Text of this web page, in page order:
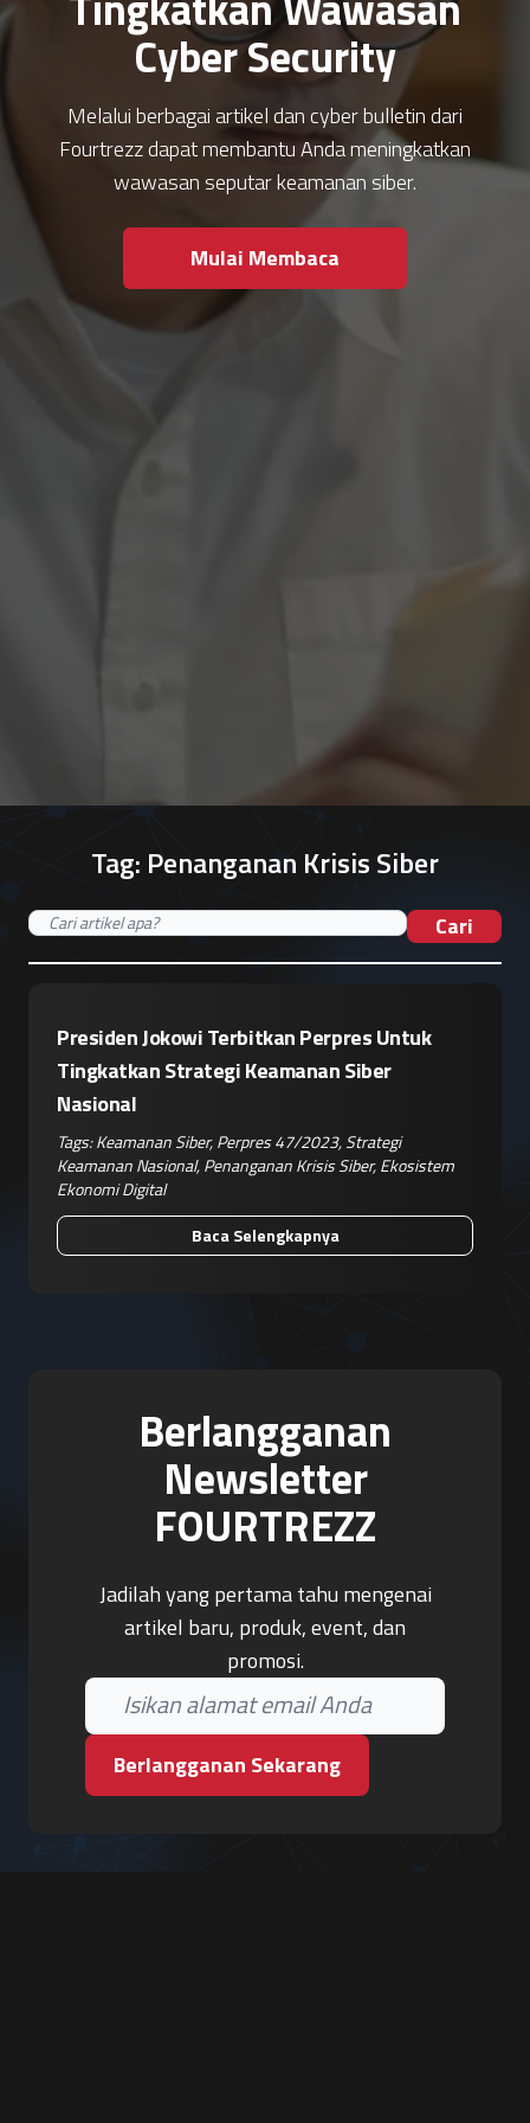
Cyber Security
Melalui berbagai artikel dan cyber bulletin dari
Fourtrezz dapat membantu Anda meningkatkan
wawasan seputar keamanan siber.
Mulai Membaca
Tag: Penanganan Krisis Siber
Cari
Presiden Jokowi Terbitkan Perpres Untuk
Tingkatkan Strategi Keamanan Siber
Nasional
Tags:Keamanan Siber,Perpres 47/2023,Strategi
Keamanan Nasional,Penanganan Krisis Siber,Ekosistem
Ekonomi Digital
Baca Selengkapnya
Berlangganan
Newsletter
FOURTREZZ
Jadilah yang pertama tahu mengenai
artikel baru, produk, event, dan
promosi.
Berlangganan Sekarang